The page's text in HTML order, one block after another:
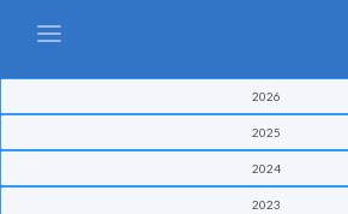
2026
2025
2024
2023